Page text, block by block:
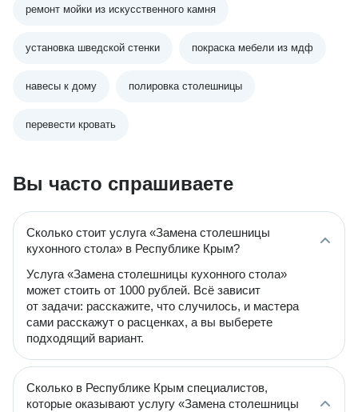
ремонт мойки из искусственного камня
установка шведской стенки покраска мебели из мдф
навесы к дому полировка столешницы
перевести кровать
Вы часто спрашиваете
Сколько стоит услуга «Замена столешницы
кухонного стола» в Республике Крым?
Услуга «Замена столешницы кухонного стола»
может стоить от 1000 рублей. Всё зависит
от задачи: расскажите, что случилось, и мастера
сами расскажут о расценках, а вы выберете
подходящий вариант.
Сколько в Республике Крым специалистов,
которые оказывают услугу «Замена столешницы